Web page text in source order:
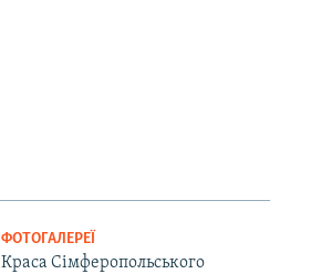
ФОТОГАЛЕРЕЇ
Краса Сімферопольського